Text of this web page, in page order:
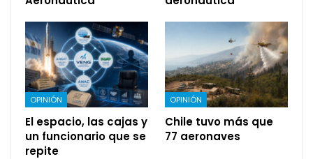
OPINIÓN
El espacio, las cajas y
un funcionario que se
repite
OPINIÓN
Chile tuvo más que
77 aeronaves